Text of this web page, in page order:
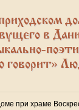
в
говорит»
при храме